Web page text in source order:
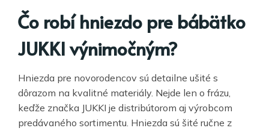
Čo robí hniezdo pre bábätko
JUKKI výnimočným?
Hniezda pre novorodencov sú detailne ušité s
dôrazom na kvalitné materiály. Nejde len o frázu,
keďže značka JUKKI je distribútorom aj výrobcom
predávaného sortimentu. Hniezda sú šité ručne z